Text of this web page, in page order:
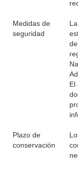
Medidas de
seguridad
El
Plazo de
conservación